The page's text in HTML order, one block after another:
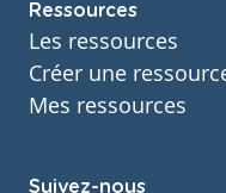
Ressources
Les ressources
Créer une
Mes ressources
Suivez-nous